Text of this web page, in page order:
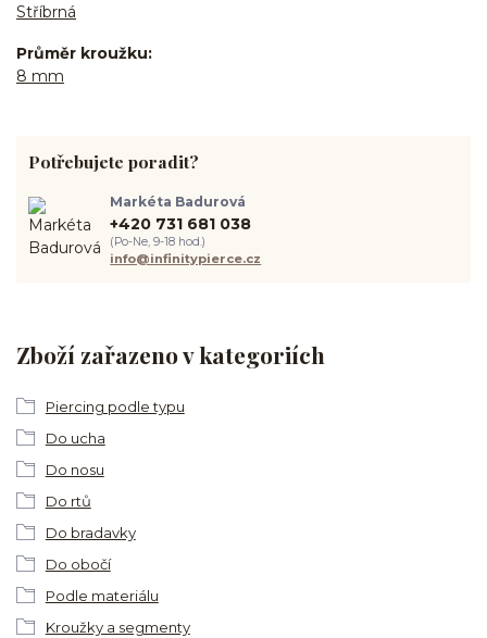
Stříbrná
Průměr kroužku
8 mm
Zboží zařazeno v kategoriích
Piercing podle typu
Do ucha
Do nosu
Do rtů
Do bradavky
Do obočí
Podle materiálu
Kroužky a segmenty
Potřebujete poradit?
Markéta Badurová
+420 731 681 038
(Po-Ne, 9-18 hod.)
info@infinitypierce.cz